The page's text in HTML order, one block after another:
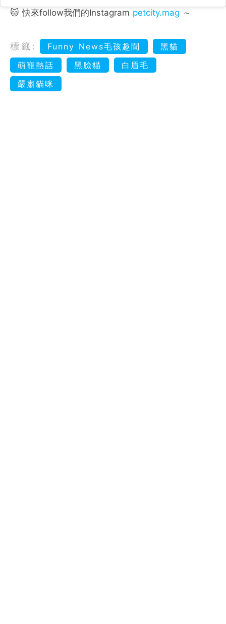
🐱 快來follow我們的Instagram petcity.mag ～
標籤: Funny News毛孩趣聞
黑貓
萌寵熱話
黑臉貓
白眉毛
嚴肅貓咪